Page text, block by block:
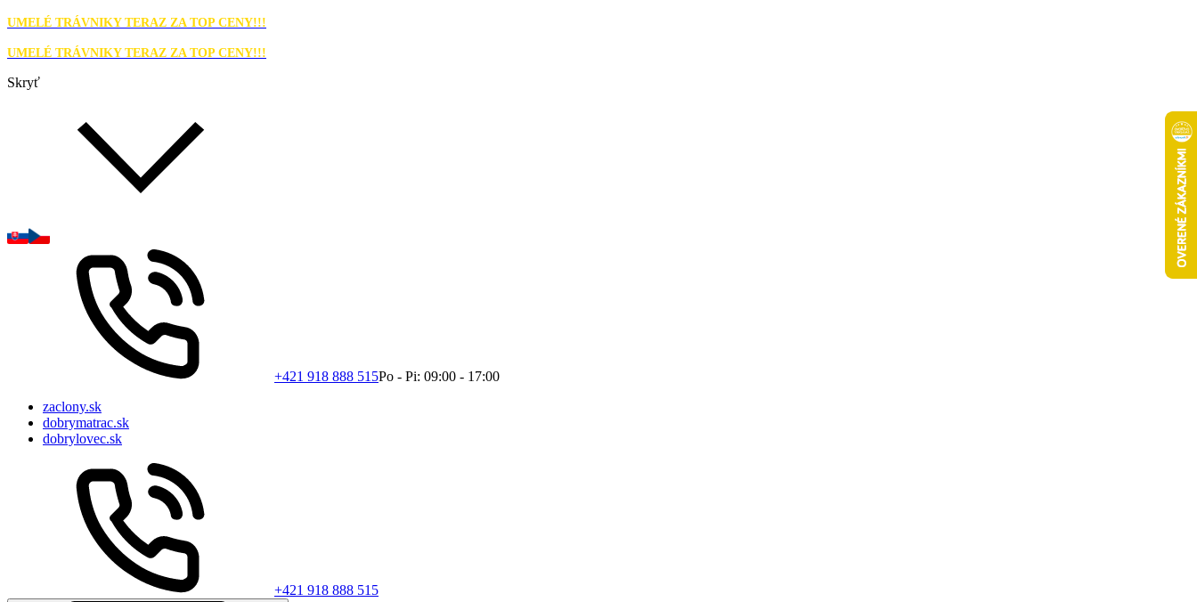
UMELÉ TRÁVNIKY TERAZ ZA TOP CENY!!!
UMELÉ TRÁVNIKY TERAZ ZA TOP CENY!!!
Skryť
+421 918 888 515Po - Pi: 09:00 - 17:00
zaclony.sk
dobrymatrac.sk
dobrylovec.sk
+421 918 888 515